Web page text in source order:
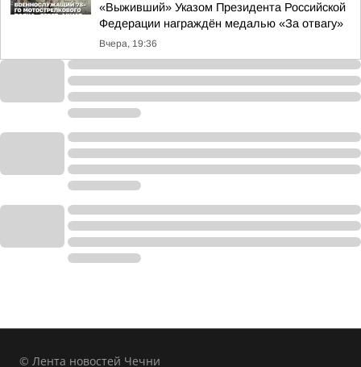
«Выживший» Указом Президента Российской
Федерации награждён медалью «За отвагу»
Вчера, 19:36
© Лента новостей Чечни